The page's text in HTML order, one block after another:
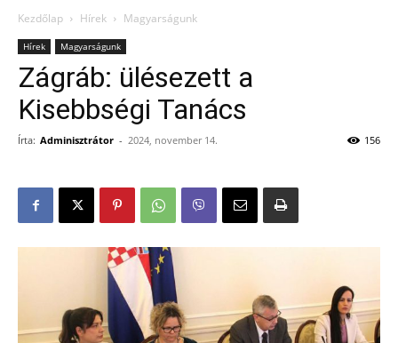
Kezdőlap Hírek Magyarságunk
Hírek Magyarságunk
Zágráb: ülésezett a
Kisebbségi Tanács
Írta: Adminisztrátor - 2024, november 14. 156